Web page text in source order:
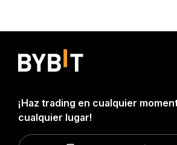
¡Haz trading en cualquier
cualquier lugar!